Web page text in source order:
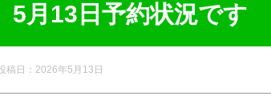
5月13日予約状況です
稿日： 2026年5月13日